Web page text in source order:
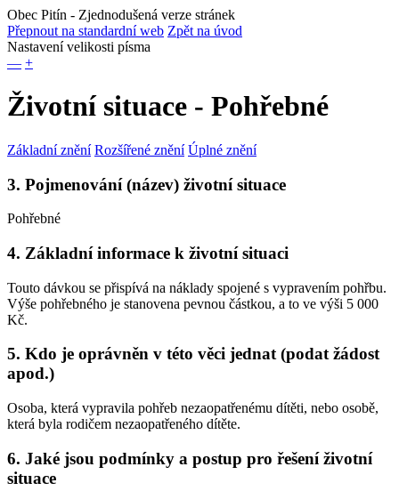
Obec Pitín - Zjednodušená verze stránek
Přepnout na standardní web Zpět na úvod
Nastavení velikosti písma
— +
Životní situace - Pohřebné
Základní znění Rozšířené znění Úplné znění
3. Pojmenování (název) životní situace
Pohřebné
4. Základní informace k životní situaci
Touto dávkou se přispívá na náklady spojené s vypravením pohřbu.
Výše pohřebného je stanovena pevnou částkou, a to ve výši 5 000
Kč.
5. Kdo je oprávněn v této věci jednat (podat žádost
apod.)
Osoba, která vypravila pohřeb nezaopatřenému dítěti, nebo osobě,
která byla rodičem nezaopatřeného dítěte.
6. Jaké jsou podmínky a postup pro řešení životní
situace